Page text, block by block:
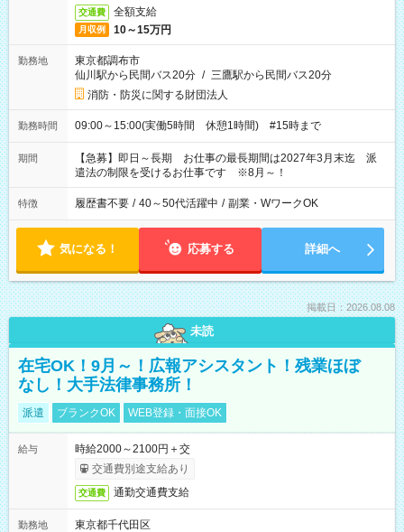
交通費 全額支給
月収例 10～15万円
勤務地
東京都調布市
仙川駅から民間バス20分 / 三鷹駅から民間バス20分
消防・防災に関する財団法人
勤務時間 09:00～15:00(実働5時間 休憩1時間) #15時まで
期間
【急募】即日～長期 お仕事の最長期間は2027年3月末迄 派
遣法の制限を受けるお仕事です ※8月～！
特徴 履歴書不要 / 40～50代活躍中 / 副業・WワークOK
気になる！ 応募する 詳細へ
掲載日：2026.08.08
未読
在宅OK！9月～！広報アシスタント！残業ほぼ
なし！大手法律事務所！
派遣 ブランクOK WEB登録・面接OK
給与
時給2000～2100円＋交
交通費別途支給あり
交通費 通勤交通費支給
勤務地
東京都千代田区